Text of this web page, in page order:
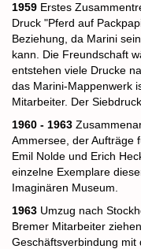
1959 Erstes
Druck "Pferd auf
Beziehung, da Marini
kann. Die Freundschaft
entstehen viele Drucke
das Marini-Mappenwerk
Mitarbeiter. Der
1960 - 1963
Ammersee, der Aufträge
Emil Nolde und Erich
einzelne Exemplare
Imaginären Museum.
1963 Umzug nach
Bremer Mitarbeiter
Geschäftsverbindung mit